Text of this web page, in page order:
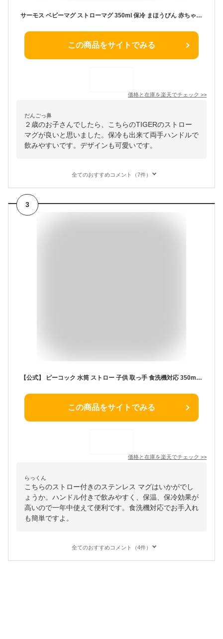
サーモス ベビーマグ ストローマグ 350ml 保冷 まほうびん 赤ちゃん 保育園 子供 シンプル 9か月から 1歳 2歳 ワンタッチ ハンドル付き ベビー 水筒 ミント ピンク ベージュ FJT-350
この商品をサイトでみる
価格と在庫を楽天でチェック >>
だんごっ鼻
２歳のお子さんでしたら、こちらのTIGERのストロー
マグが良いと思いました。保冷も出来て両手ハンドルで
飲みやすいです。デザインも可愛いです。
全てのおすすめコメント（7件）
3
【公式】 ピーコック 水筒 ストロー 子供 取っ手 食洗機対応 350ml ステンレス ストローマグ 1歳 2歳 保冷 ハンドル ベビーマグ マグ 赤ちゃん 子ども 魔法瓶 高齢者 介護 持ちやすい 洗いやすい 保育園 女の子 男の子 かわいい 出産祝い 誕生日 プレゼント ギフト APB-R35
この商品をサイトでみる
価格と在庫を楽天でチェック >>
らっくん
こちらのストロー付きのステンレス マグはいかがでし
ょうか。ハンドル付きで飲みやすく、保温、保冷効果が
高いので一年中使えて便利です。食洗機対応でお手入れ
も簡単ですよ。
全てのおすすめコメント（4件）